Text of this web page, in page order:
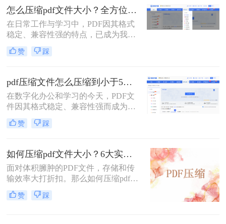
在通过邮件发送、即时通讯工具传输
或上传至云平台时受到限制，严重影
响效率。因此，pdf怎么压缩的小一
点，成为一项必备技能。
怎么压缩pdf文件大小？全方位高效压缩方法终极指南！
在日常工作与学习中，PDF因其格式
稳定、兼容性强的特点，已成为我们
分享文档、报告和论文的首选格式。
然而，过大的PDF文件常常会带来诸
度、占用大量存储空间，甚至可能超
出某些平台的上传限制。因此，掌握
怎么压缩pdf文件大小的技能显得至关
重要。
赞 踩
pdf压缩文件怎么压缩到小于5M？4种压缩方法终极指南！
在数字化办公和学习的今天，PDF文
件因其格式稳定、兼容性强而成为我
们日常传输文档的首选。然而，我们
常常会遇到一个令人头疼的问题：一
清图片、复杂图表或嵌入字体而体积
庞大，动辄几十兆甚至上百兆。无论
是通过电子邮件发送（通常有附件大
小限制）、上传至学习平台还是提交
至企业系统，文件大小限制（如常见
的5MB）往往是一道难以逾越的关
赞 踩
如何压缩pdf文件大小？6大实用压缩方案深度解析！
面对体积臃肿的PDF文件，存储和传
输效率大打折扣。那么如何压缩pdf文
件大小呢？本文为您梳理6种主流压
缩方案，从原理到实操，助您轻松掌
赞 踩